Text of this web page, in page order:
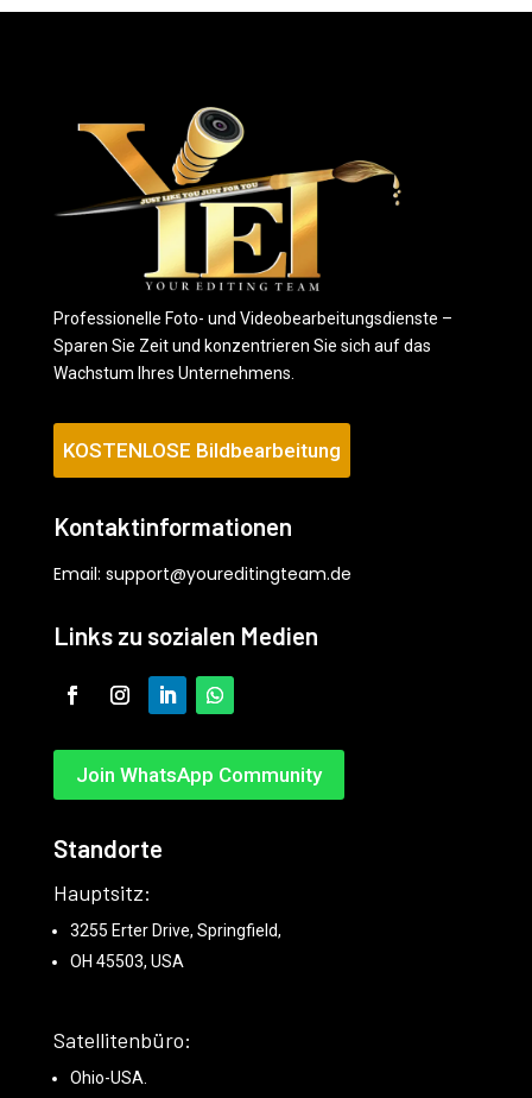
Professionelle Foto- und Videobearbeitungsdienste –
Sparen Sie Zeit und konzentrieren Sie sich auf das
Wachstum Ihres Unternehmens.
KOSTENLOSE Bildbearbeitung
Kontaktinformationen
Email: support@youreditingteam.de
Links zu sozialen Medien
Join WhatsApp Community
Standorte
Hauptsitz:
3255 Erter Drive, Springfield,
OH 45503, USA
Satellitenbüro:
Ohio-USA.